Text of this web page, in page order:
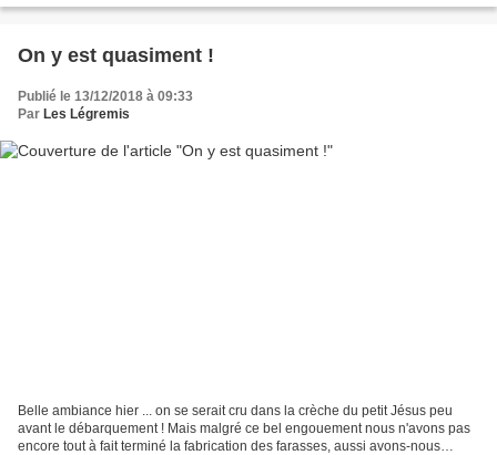
On y est quasiment !
Publié le 13/12/2018 à 09:33
Par Les Légremis
Belle ambiance hier ... on se serait cru dans la crèche du petit Jésus peu
avant le débarquement ! Mais malgré ce bel engouement nous n'avons pas
encore tout à fait terminé la fabrication des farasses, aussi avons-nous